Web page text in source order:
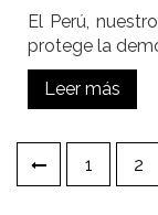
El Perú,
protege la
Leer más
de
1 2